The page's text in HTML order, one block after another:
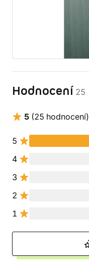
Hodnocení 25
5 (25 hodnocení)
5
4
3
2
1